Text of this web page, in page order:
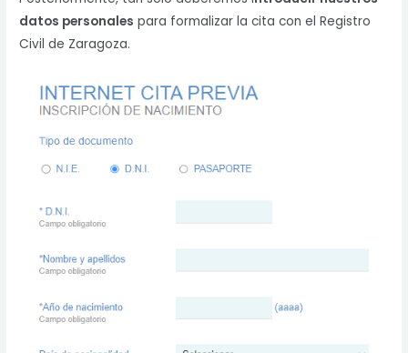
datos personales para formalizar la cita con el Registro
Civil de Zaragoza.